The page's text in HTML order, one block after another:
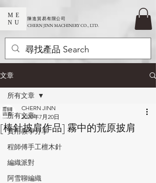
ME
NU
​陳進貿易有限公司
CHERN JINN MACHINERY CO., LTD.
文章
所有文章
實用教學分享
程師傅手工檀木針
編織派對
阿雪聊編織
所有文章
[棒針披肩作品] 霧中的荒原披肩
CHERN JINN
2020年7月20日